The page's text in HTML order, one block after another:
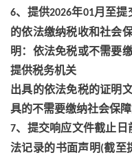
6、提供2026年01月至提
的依法缴纳税收和社会
明：依法免税或不需要
提供税务机关
出具的依法免税的证明
具的不需要缴纳社会保障
7、提交响应文件截止日
法记录的书面声明(截至